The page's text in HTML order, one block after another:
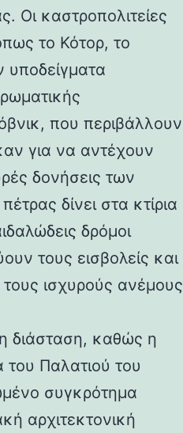
Οι καστροπολιτείες
το Κότορ, το
υποδείγματα
που περιβάλλουν
για να αντέχουν
δονήσεις των
δίνει στα κτίρια
δρόμοι
τους εισβολείς και
ισχυρούς ανέμους
διάσταση, καθώς η
Παλατιού του
συγκρότημα
αρχιτεκτονική